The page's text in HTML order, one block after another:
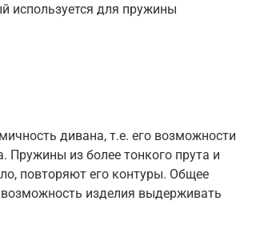
используется для пружины
дивана, т.е. его возможности
Пружины из более тонкого прута и
повторяют его контуры. Общее
изделия выдерживать